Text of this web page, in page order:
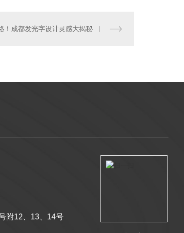
！成都发光字设计灵感大揭秘
附12、13、14号